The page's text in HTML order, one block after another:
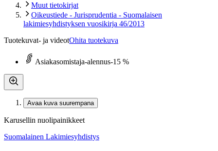
Muut tietokirjat
Oikeustiede - Jurisprudentia - Suomalaisen
lakimiesyhdistyksen vuosikirja 46/2013
Tuotekuvat- ja videotOhita tuotekuva
Asiakasomistaja-alennus-15 %
Avaa kuva suurempana
Karusellin nuolipainikkeet
Suomalainen Lakimiesyhdistys